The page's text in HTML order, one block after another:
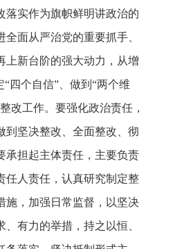
落实作为旗帜鲜明讲政治的
全面从严治党的重要抓手、
上新台阶的强大动力，从增
“四个自信”、做到“两个维
改工作。要强化政治责任，
到坚决整改、全面整改、彻
承担起主体责任，主要负责
任人责任，认真研究制定整
施，加强日常监督，以坚决
、有力的举措，持之以恒、